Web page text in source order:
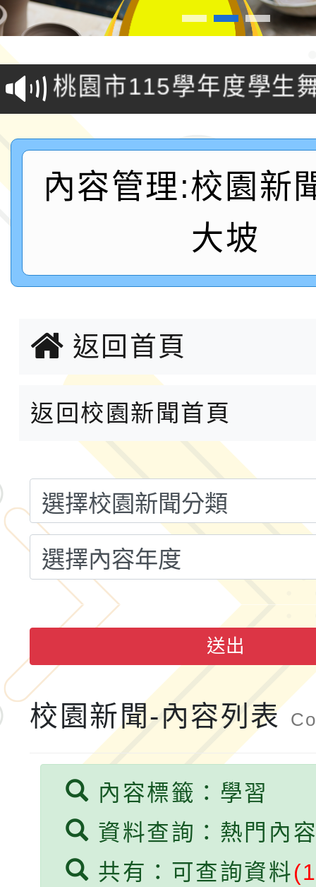
2026年新北亞洲盃暨
鐵人三項錦標賽
桃園市115學年度學生
「2026年『王牌愛／
運動系列徵選頒獎典禮
成果展」
2026城鎮韌性防空演習
桃園市大溪自造教育及
年八月份教師研習
國立成功大學辦理「台
融平台-教案暨教學示
115學年度「學習扶助
小時認證研習計畫」
義教育推展貢獻獎」實
國家教育研究院中心辦
民族教育政策研討會「
育國際趨勢與發展」
115年第二屆全國原住
2026年新北亞洲盃暨
鐵人三項錦標賽
桃園市115學年度學生
「2026年『王牌愛／
運動系列徵選頒獎典禮
成果展」
2026城鎮韌性防空演習
桃園市大溪自造教育
年八月份教師研習
國立成功大學辦理「台
融平台-教案暨教學示
115學年度「學習扶助
計畫子計畫十一-2：國
小時認證研習計畫」
115年度「教育部表揚
義教育推展貢獻獎」實
國家教育研究院中心辦
民族教育政策研討會「
育國際趨勢與發展」
內容管理:校園新
大坡
返回首頁
返回校園新聞首頁
送出
校園新聞-內容列表
內容標籤：學習
資料查詢：熱門內
共有：可查詢資料